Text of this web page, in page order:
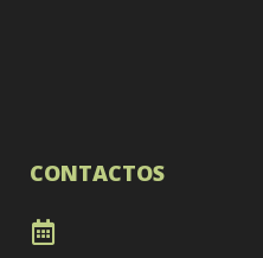
CONTACTOS